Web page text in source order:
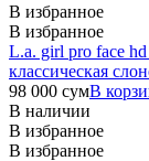
В избранное
В избранное
L.a. girl pro face
классическая
98 000 сумВ
В наличии
В избранное
В избранное